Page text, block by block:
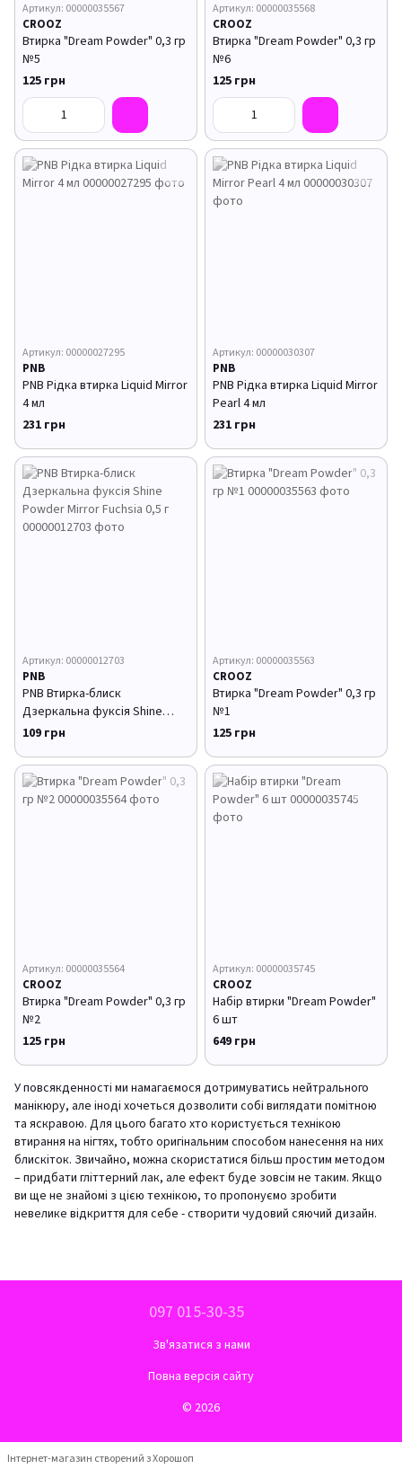
Артикул: 00000035567
CROOZ
Втирка "Dream Powder" 0,3 гр
№5
125 грн
Артикул: 00000035568
CROOZ
Втирка "Dream Powder" 0,3 гр
№6
125 грн
Артикул: 00000027295
PNB
PNB Рідка втирка Liquid Mirror
4 мл
231 грн
Артикул: 00000030307
PNB
PNB Рідка втирка Liquid Mirror
Pearl 4 мл
231 грн
Артикул: 00000012703
PNB
PNB Втирка-блиск
Дзеркальна фуксія Shine
Powder Mirror Fuchsia 0,5 г
109 грн
Артикул: 00000035563
CROOZ
Втирка "Dream Powder" 0,3 гр
№1
125 грн
Артикул: 00000035564
CROOZ
Втирка "Dream Powder" 0,3 гр
№2
125 грн
Артикул: 00000035745
CROOZ
Набір втирки "Dream Powder"
6 шт
649 грн
У повсякденності ми намагаємося дотримуватись нейтрального
манікюру, але іноді хочеться дозволити собі виглядати помітною
та яскравою. Для цього багато хто користується технікою
втирання на нігтях, тобто оригінальним способом нанесення на них
блискіток. Звичайно, можна скористатися більш простим методом
– придбати гліттерний лак, але ефект буде зовсім не таким. Якщо
ви ще не знайомі з цією технікою, то пропонуємо зробити
невелике відкриття для себе - створити чудовий сяючий дизайн.
097 015-30-35
Зв'язатися з нами
Повна версія сайту
© 2026
Інтернет-магазин створений з Хорошоп